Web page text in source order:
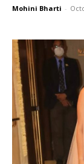
Mohini Bharti -